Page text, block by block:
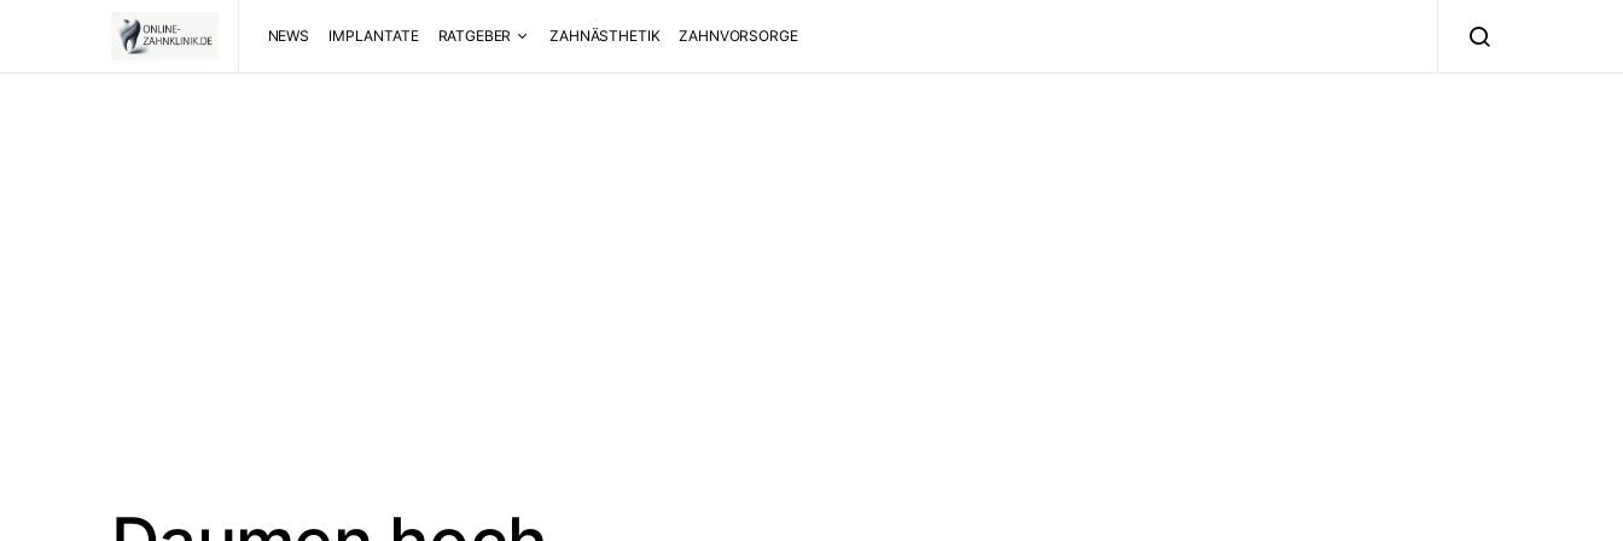
NEWS IMPLANTATE RATGEBER ZAHNÄSTHETIK ZAHNVORSORGE